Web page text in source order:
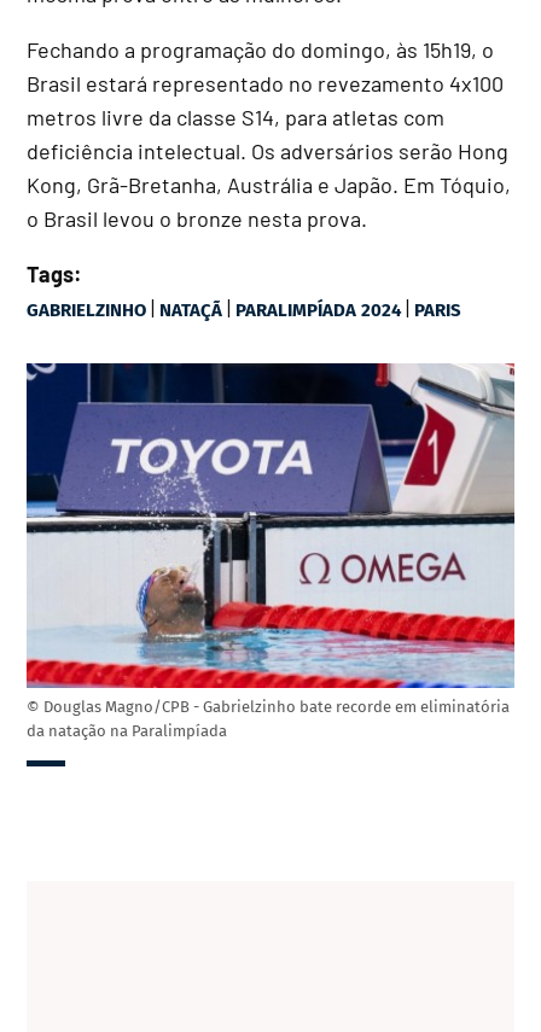
Fechando a programação do domingo, às 15h19, o
Brasil estará representado no revezamento 4x100
metros livre da classe S14, para atletas com
deficiência intelectual. Os adversários serão Hong
Kong, Grã-Bretanha, Austrália e Japão. Em Tóquio,
o Brasil levou o bronze nesta prova.
Tags:
GABRIELZINHO | NATAÇÃ | PARALIMPÍADA 2024| PARIS
© Douglas Magno/CPB - Gabrielzinho bate recorde em eliminatória
da natação na Paralimpíada